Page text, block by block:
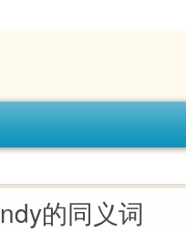
的同义词